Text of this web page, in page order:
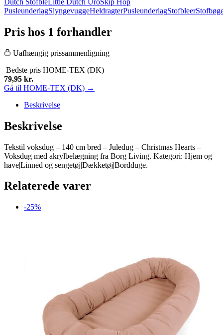
PusleunderlagSlyngevuggeHeldragterPusleunderlagStofbleer
Pris hos 1 forhandler
Uafhængig prissammenligning
Bedste pris HOME-TEX (DK)
79,95 kr.
Gå til HOME-TEX (DK) →
Beskrivelse
Beskrivelse
Tekstil voksdug – 140 cm bred – Juledug – Christmas Hearts –
Voksdug med akrylbelægning fra Borg Living. Kategori: Hjem og
have|Linned og sengetøj|Dækketøj|Bordduge.
Relaterede varer
-25%